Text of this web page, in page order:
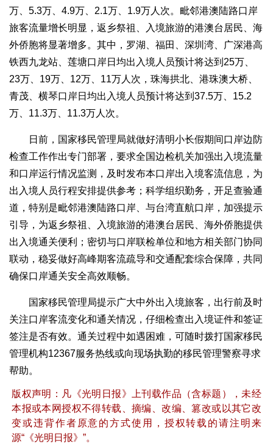
万、5.3万、4.9万、2.1万、1.9万人次。毗邻港澳陆路口岸
旅客流量增长明显，返乡祭祖、入境旅游的港澳台居民、海
外侨胞将显著增多。其中，罗湖、福田、深圳湾、广深港高
铁西九龙站、莲塘口岸日均出入境人员预计将达到25万、
23万、19万、12万、11万人次，珠海拱北、港珠澳大桥、
青茂、横琴口岸日均出入境人员预计将达到37.5万、15.2
万、11.3万、11.3万人次。
日前，国家移民管理局就做好清明小长假期间口岸边防
检查工作作出专门部署，要求全国边检机关加强出入境流量
和口岸运行情况监测，及时发布本口岸出入境客流信息，为
出入境人员行程安排提供参考；科学组织勤务，开足查验通
道，特别是毗邻港澳陆路口岸、与台湾直航口岸，加强提示
引导，为返乡祭祖、入境旅游的港澳台居民、海外侨胞提供
出入境通关便利；密切与口岸联检单位和地方相关部门协同
联动，稳妥做好高峰期客流疏导和交通配套综合保障，共同
确保口岸通关安全高效顺畅。
国家移民管理局提示广大中外出入境旅客，出行前及时
关注口岸客流变化和通关情况，仔细检查出入境证件和签证
签注是否有效。通关过程中如遇困难，可随时拨打国家移民
管理机构12367服务热线或向现场执勤的移民管理警察寻求
帮助。
版权声明：凡《光明日报》上刊载作品（含标题），未经
本报或本网授权不得转载、摘编、改编、篡改或以其它改
变或违背作者原意的方式使用，授权转载的请注明来
源“《光明日报》”。